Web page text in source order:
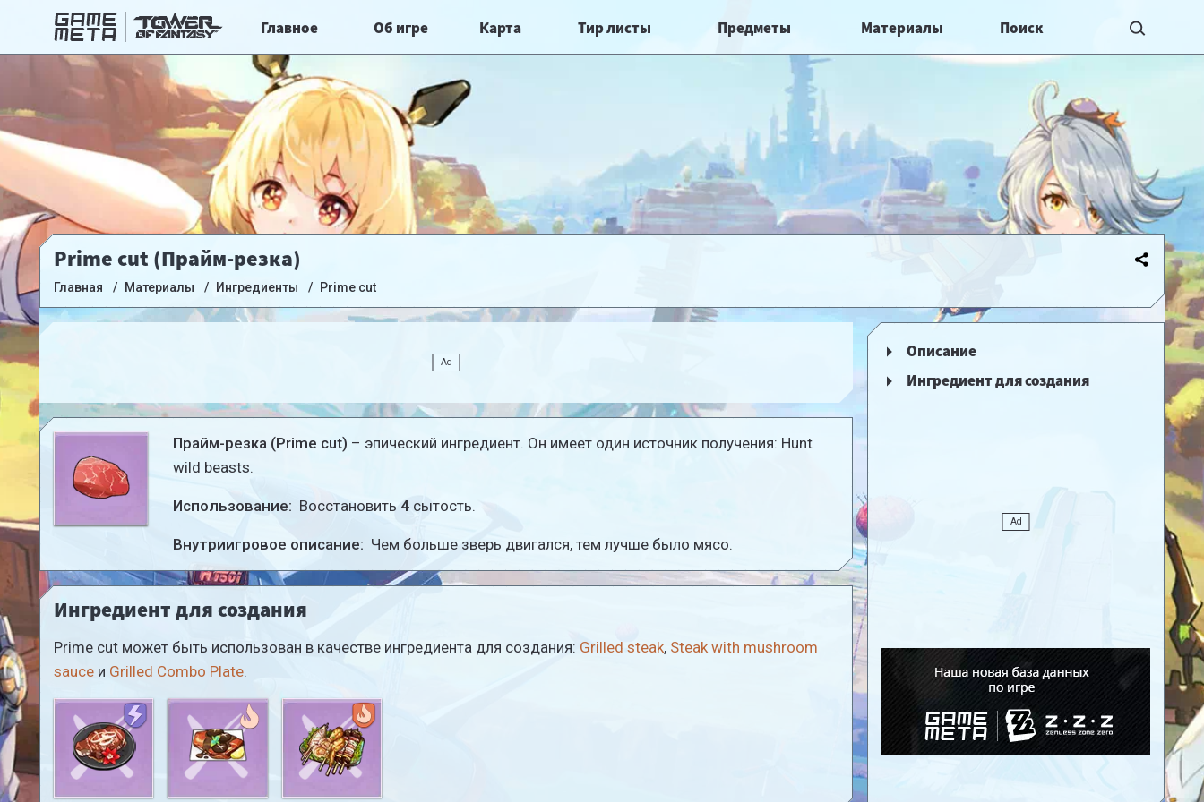
Главное Об игре Карта Тир листы Предметы Материалы
Prime cut (Прайм-резка)
Главная Материалы Ингредиенты Prime cut
Прайм-резка (Prime cut) – эпический ингредиент. Он имеет один источник получения: Hunt
wild beasts.
Использование: Восстановить 4сытость.
Внутриигровое описание: Чем больше зверь двигался, тем лучше было мясо.
Ингредиент для создания
Prime cut может быть использован в качестве ингредиента для создания: Grilled steak, Steak with mushroom
sauce и Grilled Combo Plate.
Описание
Ингредиент для создания